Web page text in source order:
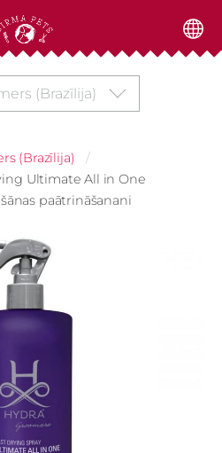
(Brazīlija)
(Brazīlija)
Ultimate All in One
paātrināšanani